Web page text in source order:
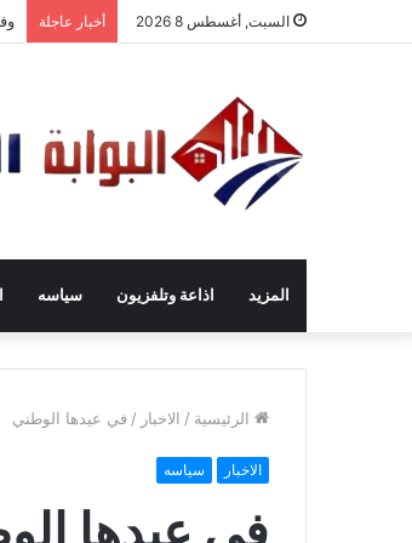
السبت, أغسطس 8 2026 أخبار عاجلة
المزيد اذاعة وتلفزيون سياسه
الرئيسية / الاخبار / في عيدها الوطني
الاخبار سياسه